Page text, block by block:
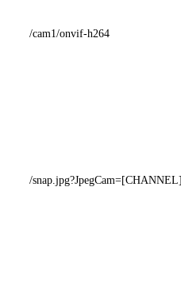
/cam1/onvif-h264
/